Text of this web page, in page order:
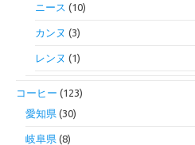
ニース (10)
カンヌ (3)
レンヌ (1)
コーヒー (123)
愛知県 (30)
岐阜県 (8)